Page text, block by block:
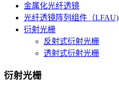
金属化光纤透镜
光纤透镜阵列组件（LFAU)
衍射光栅
反射式衍射光栅
透射式衍射光栅
衍射光栅